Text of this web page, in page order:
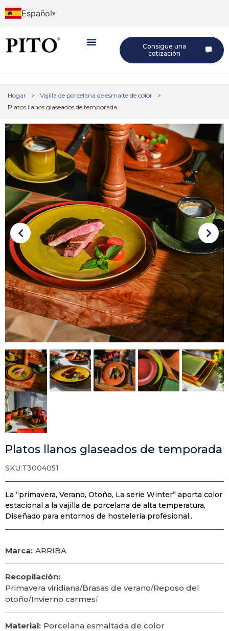
Español
Consigue una
cotización
Hogar > Vajilla de porcelana de esmalte de color
>
Platos llanos glaseados de temporada
Platos llanos glaseados de temporada
SKU:T3004051
La “primavera, Verano, Otoño, La serie Winter” aporta color
estacional a la vajilla de porcelana de alta temperatura,
Diseñado para entornos de hostelería profesional..
Marca: ARRIBA
Recopilación:
Primavera viridiana/Brasas de verano/Reposo del
otoño/Invierno carmesí
Material: Porcelana esmaltada de color